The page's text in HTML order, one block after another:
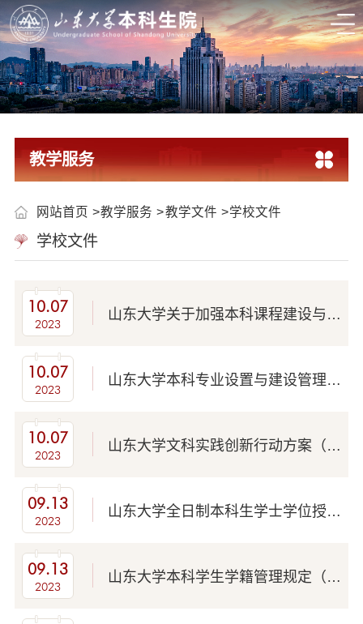
教学服务
网站首页 教学服务 教学文件 学校文件
学校文件
10.07
2023
山东大学关于加强本科课程建设与管理的实施意见（山大教字〔2023〕33号）
10.07
2023
山东大学本科专业设置与建设管理办法（山大教字〔2023〕24号）
10.07
2023
山东大学文科实践创新行动方案（山大教字〔2023〕23号）
09.13
2023
山东大学全日制本科生学士学位授予实施办法（山大教字〔2023〕18号）
09.13
2023
山东大学本科学生学籍管理规定（山大教字〔2023〕17号）